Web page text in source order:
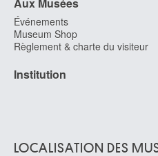
Événements
Museum Shop
Règlement & charte du visiteur
Institution
LOCALISATION DES